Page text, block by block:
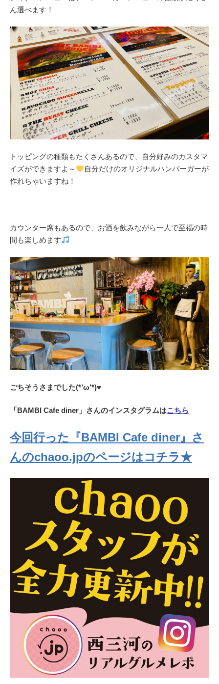
ん選べます！
トッピングの種類もたくさんあるので、自分好みのカスタマ
イズができますよ～
自分だけのオリジナルハンバーガーが
作れちゃいますね！
カウンター席もあるので、お酒を飲みながら一人で至福の時
間も楽しめます
ごちそうさまでした(*’ω’*)♥
「BAMBI Cafe diner」さんのインスタグラムはこちら
今回行った『BAMBI Cafe diner』さ
んのchaoo.jpのページはコチラ★